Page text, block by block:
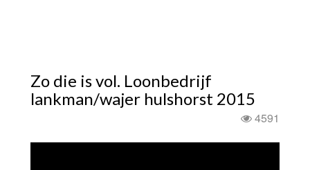
Zo die is vol. Loonbedrijf
lankman/wajer hulshorst 2015
4591